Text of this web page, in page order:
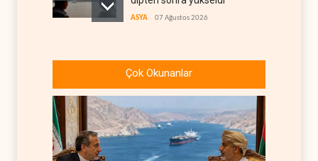
ASYA 07 Ağustos 2026
sonra petrol üretimini rekor
düzeye çıkardı
The Telegraph: Hürmüz
anlaşması, İran’ın savaşı
kazandığını gösteriyor
BATI YARIM KÜRE 07 Ağustos 2026
Çok Okunanlar